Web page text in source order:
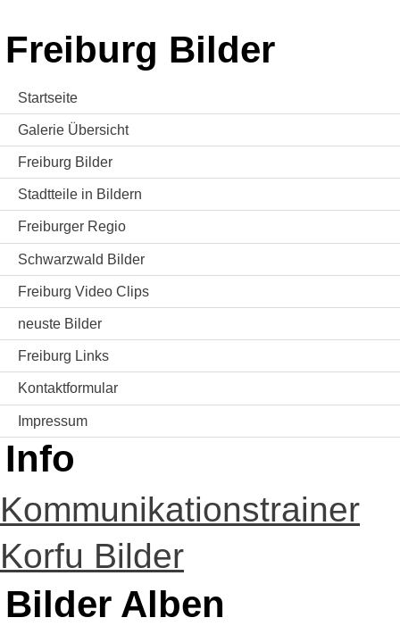
Freiburg Bilder
Startseite
Galerie Übersicht
Freiburg Bilder
Stadtteile in Bildern
Freiburger Regio
Schwarzwald Bilder
Freiburg Video Clips
neuste Bilder
Freiburg Links
Kontaktformular
Impressum
Info
Kommunikationstrainer
Korfu Bilder
Bilder Alben